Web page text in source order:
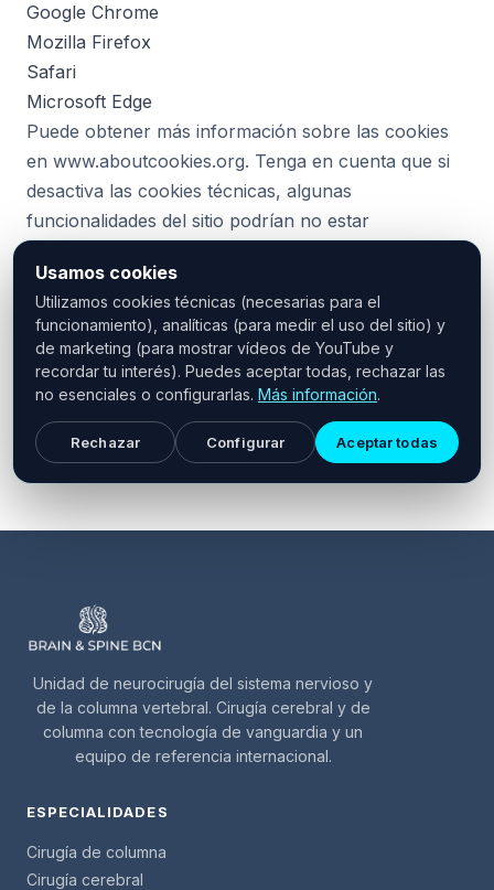
Google Chrome
Mozilla Firefox
Safari
Microsoft Edge
Puede obtener más información sobre las cookies
en www.aboutcookies.org. Tenga en cuenta que si
desactiva las cookies técnicas, algunas
funcionalidades del sitio podrían no estar
5. Más información
Para cualquier duda sobre esta política puede
escribirnos a
contacto@brainandspine-bcn.com
cookies se rige por nuestraPolítica de privacidad
Unidad de neurocirugía del sistema nervioso y
de la columna vertebral. Cirugía cerebral y de
columna con tecnología de vanguardia y un
equipo de referencia internacional.
ESPECIALIDADES
Cirugía de columna
Cirugía cerebral
Usamos cookies
Utilizamos cookies técnicas (necesarias para el
funcionamiento), analíticas (para medir el uso del sitio) y
de marketing (para mostrar vídeos de YouTube y
recordar tu interés). Puedes aceptar todas, rechazar las
no esenciales o configurarlas. Más información.
Rechazar Configurar Aceptar todas